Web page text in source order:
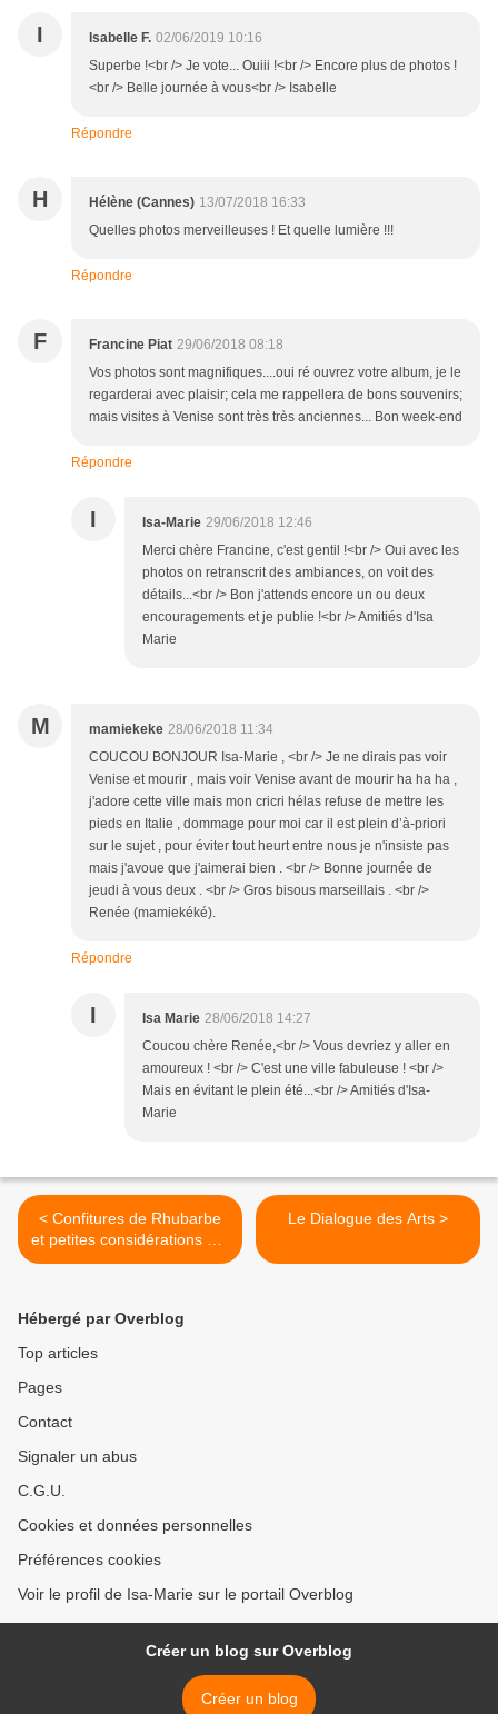
I Isabelle F. 02/06/2019 10:16
Superbe !<br /> Je vote... Ouiii !<br /> Encore plus de photos !
<br /> Belle journée à vous<br /> Isabelle
Répondre
H Hélène (Cannes) 13/07/2018 16:33
Quelles photos merveilleuses ! Et quelle lumière !!!
Répondre
F Francine Piat 29/06/2018 08:18
Vos photos sont magnifiques....oui ré ouvrez votre album, je le
regarderai avec plaisir; cela me rappellera de bons souvenirs;
mais visites à Venise sont très très anciennes... Bon week-end
Répondre
I Isa-Marie 29/06/2018 12:46
Merci chère Francine, c'est gentil !<br /> Oui avec les
photos on retranscrit des ambiances, on voit des
détails...<br /> Bon j'attends encore un ou deux
encouragements et je publie !<br /> Amitiés d'Isa
Marie
M mamiekeke 28/06/2018 11:34
COUCOU BONJOUR Isa-Marie , <br /> Je ne dirais pas voir
Venise et mourir , mais voir Venise avant de mourir ha ha ha ,
j'adore cette ville mais mon cricri hélas refuse de mettre les
pieds en Italie , dommage pour moi car il est plein d’à-priori
sur le sujet , pour éviter tout heurt entre nous je n'insiste pas
mais j'avoue que j'aimerai bien . <br /> Bonne journée de
jeudi à vous deux . <br /> Gros bisous marseillais . <br />
Renée (mamiekéké).
Répondre
I Isa Marie 28/06/2018 14:27
Coucou chère Renée,<br /> Vous devriez y aller en
amoureux ! <br /> C'est une ville fabuleuse ! <br />
Mais en évitant le plein été...<br /> Amitiés d'Isa-
Marie
< Confitures de Rhubarbe
et petites considérations sur
les recettes adaptées aux
Le Dialogue des Arts >
Hébergé par Overblog
Top articles
Pages
Contact
Signaler un abus
C.G.U.
Cookies et données personnelles
Préférences cookies
Voir le profil de Isa-Marie sur le portail Overblog
Créer un blog sur Overblog
Créer un blog